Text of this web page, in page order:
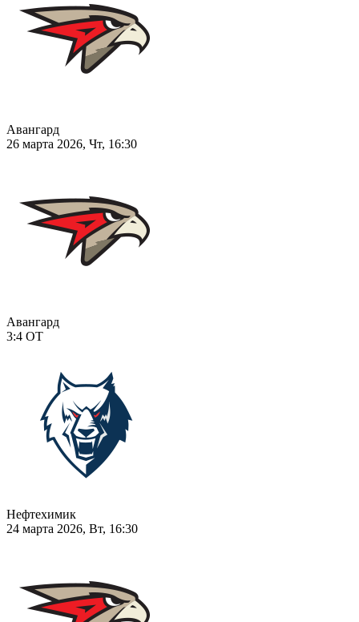
Авангард
26 марта 2026, Чт, 16:30
Авангард
3:4 ОТ
Нефтехимик
24 марта 2026, Вт, 16:30